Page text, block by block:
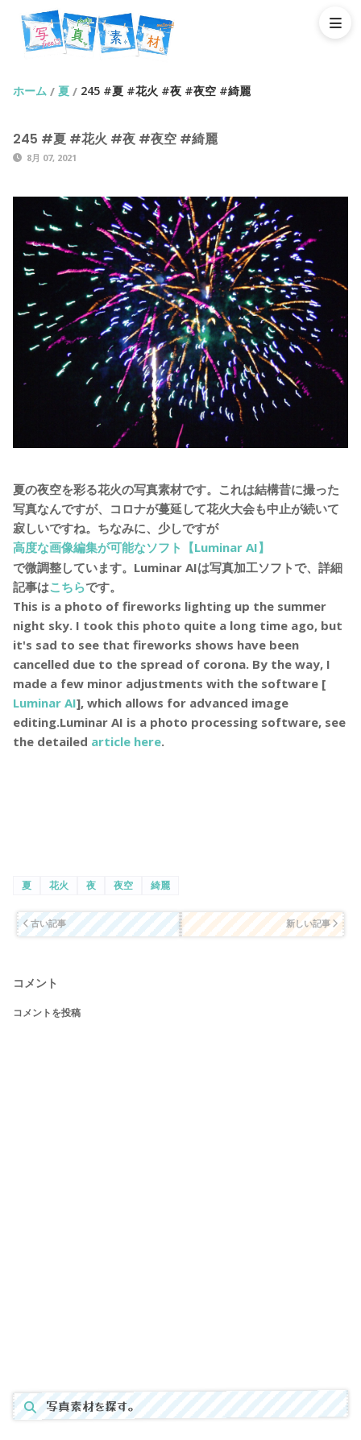
ホーム / 夏 / 245 #夏 #花火 #夜 #夜空 #綺麗
245 #夏 #花火 #夜 #夜空 #綺麗
8月 07, 2021
夏の夜空を彩る花火の写真素材です。これは結構昔に撮った
写真なんですが、コロナが蔓延して花火大会も中止が続いて
寂しいですね。ちなみに、少しですが
高度な画像編集が可能なソフト【Luminar AI】
で微調整しています。Luminar AIは写真加工ソフトで、詳細
記事はこちらです。
This is a photo of fireworks lighting up the summer
night sky. I took this photo quite a long time ago, but
it's sad to see that fireworks shows have been
cancelled due to the spread of corona. By the way, I
made a few minor adjustments with the software [
Luminar AI], which allows for advanced image
editing.Luminar AI is a photo processing software, see
the detailed article here.
夏 花火 夜 夜空 綺麗
古い記事 新しい記事
コメント
コメントを投稿
写真素材を探す。